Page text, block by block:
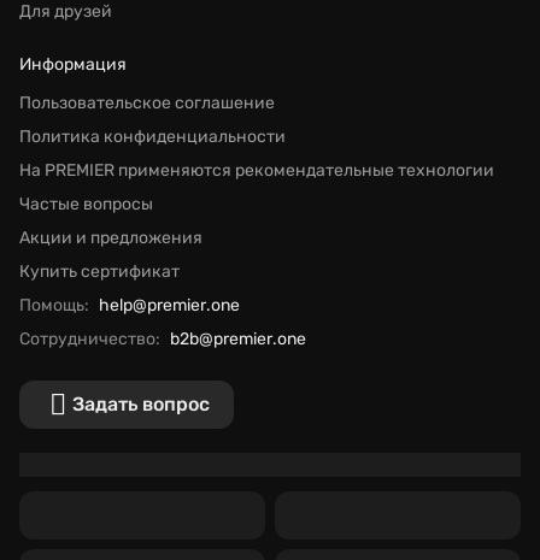
Для друзей
Информация
Пользовательское соглашение
Политика конфиденциальности
На PREMIER применяются рекомендательные технологии
Частые вопросы
Акции и предложения
Купить сертификат
Помощь: help@premier.one
Сотрудничество: b2b@premier.one
Задать вопрос